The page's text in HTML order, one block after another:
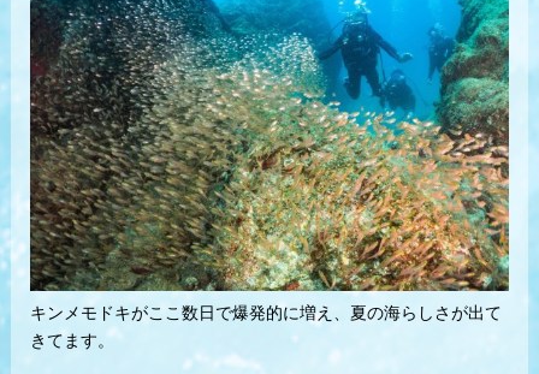
キンメモドキがここ数日で爆発的に増え、夏の海らしさが出て
きてます。